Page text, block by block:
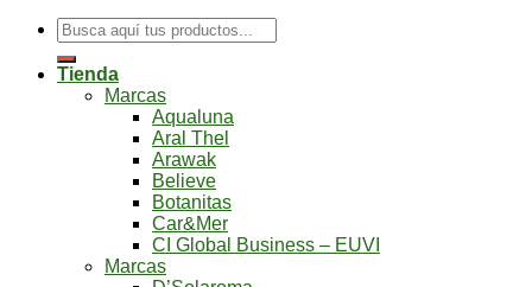
Buscar
por:
Tienda
Marcas
Aqualuna
Aral Thel
Arawak
Believe
Botanitas
Car&Mer
CI Global Business – EUVI
Marcas